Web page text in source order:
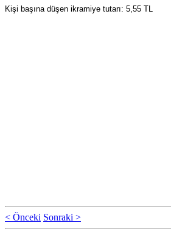
Kişi başına düşen ikramiye tutarı: 5,55 TL
< Önceki Sonraki >